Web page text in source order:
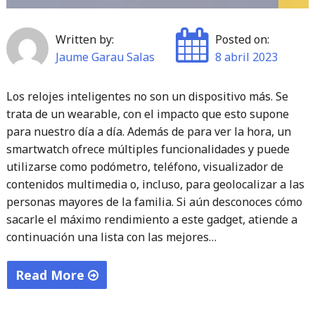
Written by:
Jaume Garau Salas
Posted on:
8 abril 2023
Los relojes inteligentes no son un dispositivo más. Se
trata de un wearable, con el impacto que esto supone
para nuestro día a día. Además de para ver la hora, un
smartwatch ofrece múltiples funcionalidades y puede
utilizarse como podómetro, teléfono, visualizador de
contenidos multimedia o, incluso, para geolocalizar a las
personas mayores de la familia. Si aún desconoces cómo
sacarle el máximo rendimiento a este gadget, atiende a
continuación una lista con las mejores…
Read More